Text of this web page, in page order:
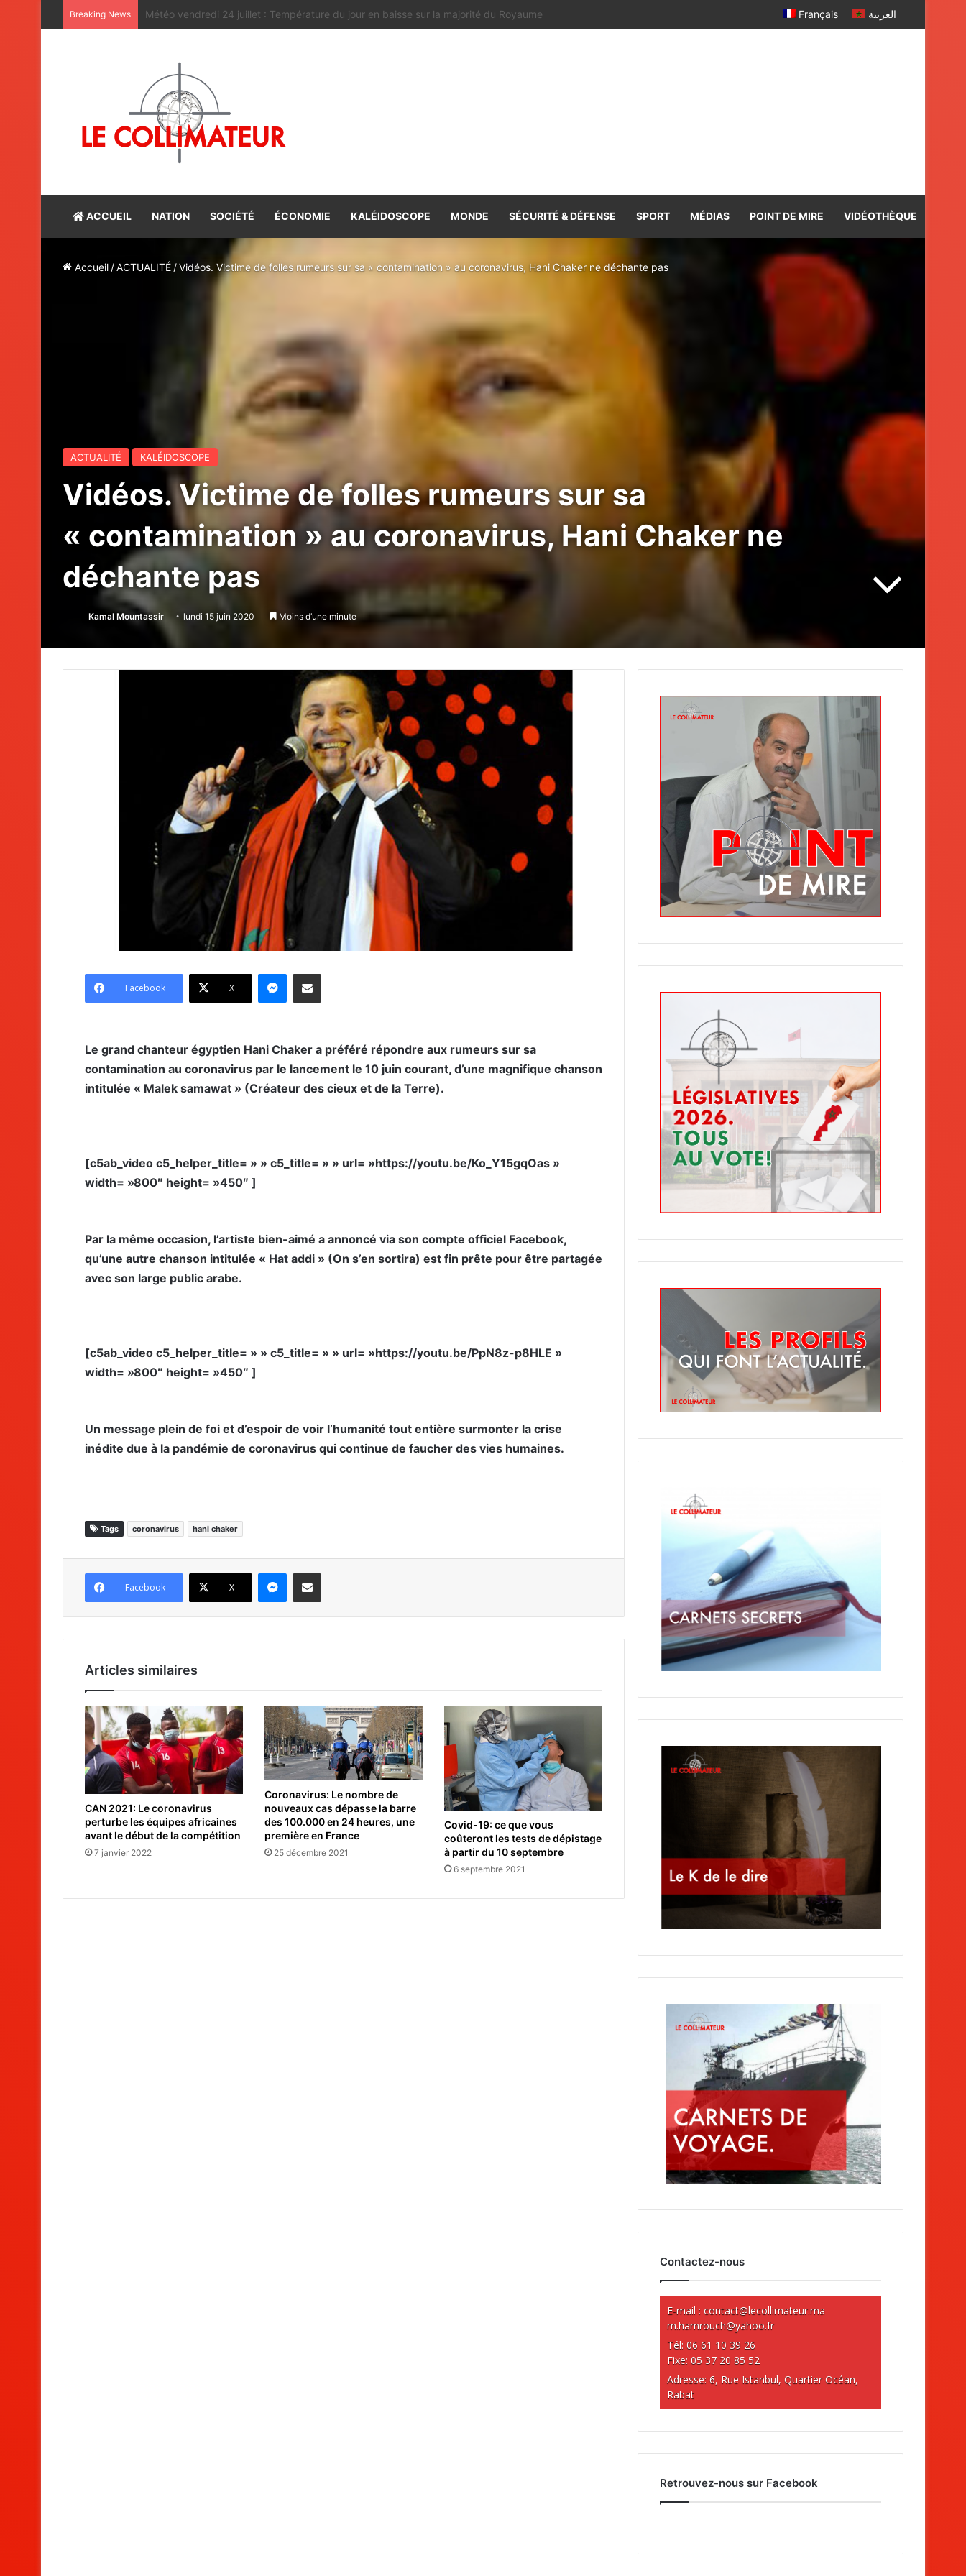
Breaking News Projet de loi sur la profession d’avocat et la Cour constitutionnelle : entre la portée de la décision et la sagesse législative Français العربية
ACCUEIL NATION SOCIÉTÉ ÉCONOMIE KALÉIDOSCOPE MONDE SÉCURITÉ & DÉFENSE SPORT MÉDIAS POINT DE MIRE VIDÉOTHÈQUE
Accueil /ACTUALITÉ /Vidéos. Victime de folles rumeurs sur sa « contamination » au coronavirus, Hani Chaker ne déchante pas
ACTUALITÉ KALÉIDOSCOPE
Vidéos. Victime de folles rumeurs sur sa
« contamination » au coronavirus, Hani Chaker ne
déchante pas
Kamal Mountassir lundi 15 juin 2020 Moins d’une minute
Facebook X
Le grand chanteur égyptien Hani Chaker a préféré répondre aux rumeurs sur sa
contamination au coronavirus par le lancement le 10 juin courant, d’une magnifique chanson
intitulée « Malek samawat » (Créateur des cieux et de la Terre).
[c5ab_video c5_helper_title= » » c5_title= » » url= »https://youtu.be/Ko_Y15gqOas »
width= »800″ height= »450″ ]
Par la même occasion, l’artiste bien-aimé a annoncé via son compte officiel Facebook,
qu’une autre chanson intitulée « Hat addi » (On s’en sortira) est fin prête pour être partagée
avec son large public arabe.
[c5ab_video c5_helper_title= » » c5_title= » » url= »https://youtu.be/PpN8z-p8HLE »
width= »800″ height= »450″ ]
Un message plein de foi et d’espoir de voir l’humanité tout entière surmonter la crise
inédite due à la pandémie de coronavirus qui continue de faucher des vies humaines.
Tags coronavirus hani chaker
Facebook X
Articles similaires
CAN 2021: Le coronavirus
perturbe les équipes africaines
avant le début de la compétition
7 janvier 2022
Coronavirus: Le nombre de
nouveaux cas dépasse la barre
des 100.000 en 24 heures, une
première en France
25 décembre 2021
Covid-19: ce que vous
coûteront les tests de dépistage
à partir du 10 septembre
6 septembre 2021
Contactez-nous
E-mail :contact@lecollimateur.ma
m.hamrouch@yahoo.fr
Tél: 06 61 10 39 26
Fixe: 05 37 20 85 52
Adresse: 6, Rue Istanbul, Quartier Océan,
Rabat
Retrouvez-nous sur Facebook